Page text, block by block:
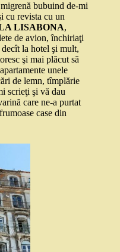
bubuind de-mi
cu revista cu un
LISABONA,
de avion, închiriaţi
la hotel şi mult,
şi mai plăcut să
unele
de lemn, tîmplărie
scrieţi şi vă dau
care ne-a purtat
case din